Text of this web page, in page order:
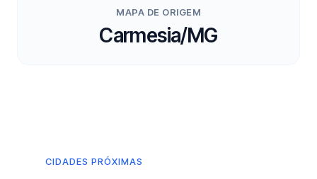
MAPA DE ORIGEM
Carmesia/MG
CIDADES PRÓXIMAS